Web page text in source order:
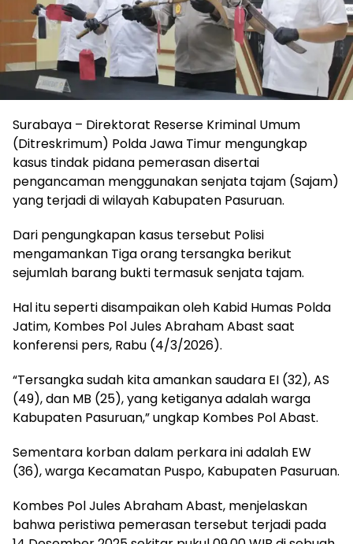
Surabaya – Direktorat Reserse Kriminal Umum
(Ditreskrimum) Polda Jawa Timur mengungkap
kasus tindak pidana pemerasan disertai
pengancaman menggunakan senjata tajam (Sajam)
yang terjadi di wilayah Kabupaten Pasuruan.
Dari pengungkapan kasus tersebut Polisi
mengamankan Tiga orang tersangka berikut
sejumlah barang bukti termasuk senjata tajam.
Hal itu seperti disampaikan oleh Kabid Humas Polda
Jatim, Kombes Pol Jules Abraham Abast saat
konferensi pers, Rabu (4/3/2026).
“Tersangka sudah kita amankan saudara EI (32), AS
(49), dan MB (25), yang ketiganya adalah warga
Kabupaten Pasuruan,” ungkap Kombes Pol Abast.
Sementara korban dalam perkara ini adalah EW
(36), warga Kecamatan Puspo, Kabupaten Pasuruan.
Kombes Pol Jules Abraham Abast, menjelaskan
bahwa peristiwa pemerasan tersebut terjadi pada